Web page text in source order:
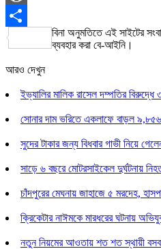
WordPress
Share
বিনা অনুমতিতে এই সাইটের
ব্যবহার করা বে-আইনি।
আরও দেখুন
ইভ্যালির মালিক রাসেল দম্পতির বিরুদ্ধে
সোনার দাম ভরিতে একলাফে বাড়ল ৯,৮৫৬
সুদের টাকার জন্য বিধবার গাভী নিয়ে
সাড়ে ৬ বছরে মোটরসাইকেল দুর্ঘটনায়
চাঁদপুরের মেঘনায় জাহাজে ৫ মরদেহ,
ক্রিকেটার নাঈমকে মারধরের ঘটনায়
নতুন নিয়মের আওতায় শত শত স্থায়ী